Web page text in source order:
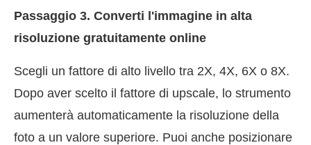
Passaggio 3. Converti l'immagine in alta
risoluzione gratuitamente online
Scegli un fattore di alto livello tra 2X, 4X, 6X o 8X.
Dopo aver scelto il fattore di upscale, lo strumento
aumenterà automaticamente la risoluzione della
foto a un valore superiore. Puoi anche posizionare